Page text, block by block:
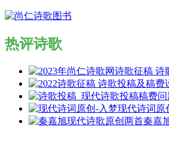
热评诗歌
现代诗词原
秦嘉